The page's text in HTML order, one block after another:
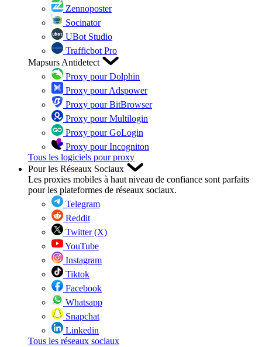
Zennoposter
Socinator
UBot Studio
Trafficbot Pro
Mapsurs Antidetect
Proxy pour Dolphin
Proxy pour Adspower
Proxy pour BitBrowser
Proxy pour Multilogin
Proxy pour GoLogin
Proxy pour Incogniton
Tous les logiciels pour proxy
Pour les Réseaux Sociaux
Les proxies mobiles à haut niveau de confiance sont parfaits
pour les plateformes de réseaux sociaux.
Telegram
Reddit
Twitter (X)
YouTube
Instagram
Tiktok
Facebook
Whatsapp
Snapchat
Linkedin
Tous les réseaux sociaux